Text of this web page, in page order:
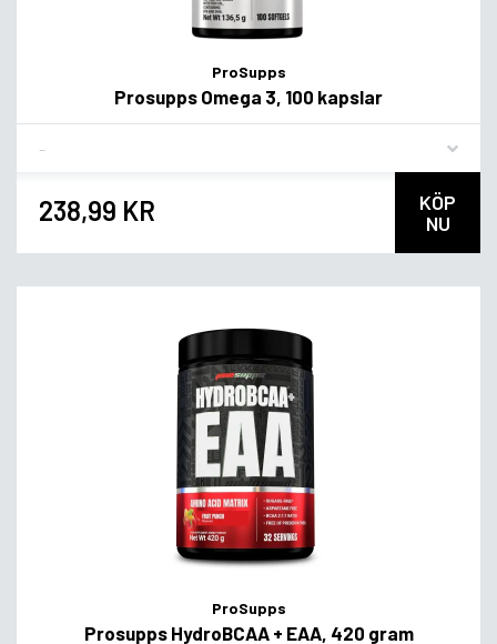
ProSupps
Prosupps Omega 3, 100 kapslar
238,99 KR
KÖP
NU
ProSupps
Prosupps HydroBCAA + EAA, 420 gram